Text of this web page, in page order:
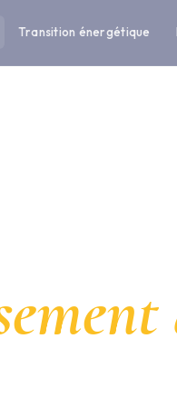
Transition énergétique